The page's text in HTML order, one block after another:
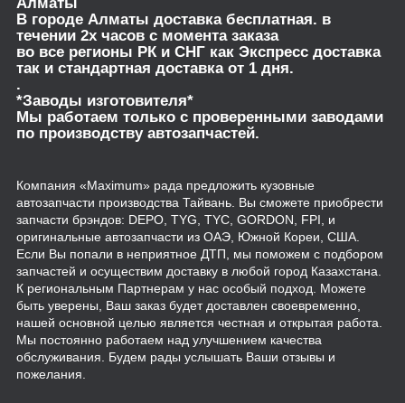
Алматы
В городе Алматы доставка бесплатная. в
течении 2х часов с момента заказа
во все регионы РК и СНГ как Экспресс доставка
так и стандартная доставка от 1 дня.
.
*Заводы изготовителя*
Мы работаем только с проверенными заводами
по производству автозапчастей.
Компания «Maximum» рада предложить кузовные
автозапчасти производства Тайвань. Вы сможете приобрести
запчасти брэндов: DEPO, TYG, TYC, GORDON, FPI, и
оригинальные автозапчасти из ОАЭ, Южной Кореи, США.
Если Вы попали в неприятное ДТП, мы поможем с подбором
запчастей и осуществим доставку в любой город Казахстана.
К региональным Партнерам у нас особый подход. Можете
быть уверены, Ваш заказ будет доставлен своевременно,
нашей основной целью является честная и открытая работа.
Мы постоянно работаем над улучшением качества
обслуживания. Будем рады услышать Ваши отзывы и
пожелания.